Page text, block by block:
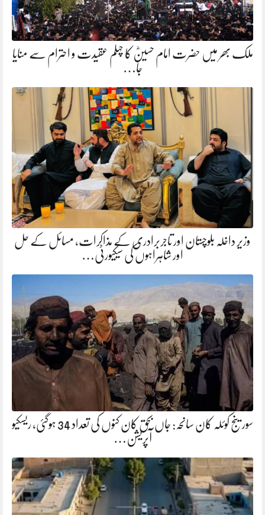
ملک بھر میں حضرت امام حسینؓ کا چہلم عقیدت و احترام سے منایا
جا…
وزیر داخلہ بلوچستان اور تاجربرادری کے مذاکرات، مسائل کے حل
اور شاہراہوں کی سیکیورٹی…
سورینج کوئلہ کان سانحہ: جاں بحق کان کنوں کی تعداد 34 ہوگئی، ریسکیو
آپریشن…